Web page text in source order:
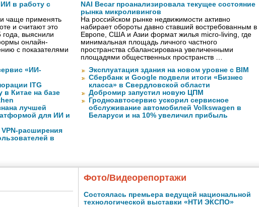
в работу с
чаще применять
и считают это
года, выяснили
онлайн-
с показателями
«ИИ-
ITG
в Китае на базе
лучшей
для ИИ и
расширения
в
NAI Becar проанализировала текущее состояние
рынка микроливингов
На российском рынке недвижимости активно
набирает обороты давно ставший востребованным в
Европе, США и Азии формат жилья micro-living, где
минимальная площадь личного частного
пространства сбалансирована увеличенными
площадями общественных пространств …
Эксплуатация здания на новом уровне с BIM
Сбербанк и Google подвели итоги «Бизнес
класса» в Свердловской области
Добромир запустил новую ЦПМ
Гродноавтосервис ускорил сервисное
обслуживание автомобилей Volkswagen в
Беларуси и на 10% увеличил прибыль
Фото/Видеорепортажи
Состоялась премьера ведущей национальной
технологической выставки «НТИ ЭКСПО»